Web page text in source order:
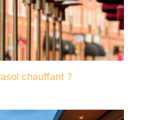
chauffant ?